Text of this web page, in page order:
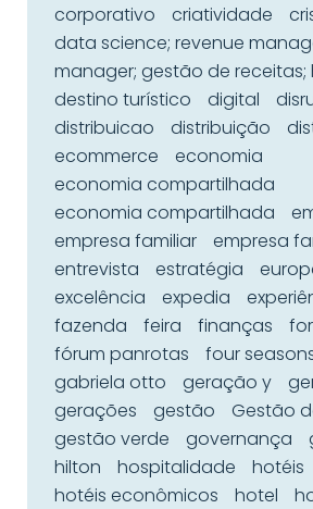
corporativo
criatividade
data science; revenue
manager; gestão de receitas;
destino turístico
digital
distribuicao
distribuição
ecommerce
economia
economia compartilhada
economia compartilhada
empresa familiar
empresa
entrevista
estratégia
excelência
expedia
fazenda
feira finanças
fórum panrotas
four
gabriela otto
geração y
gerações
gestão
Gestão
gestão verde
governança
hilton
hospitalidade
hotéis
hotéis econômicos
hotel